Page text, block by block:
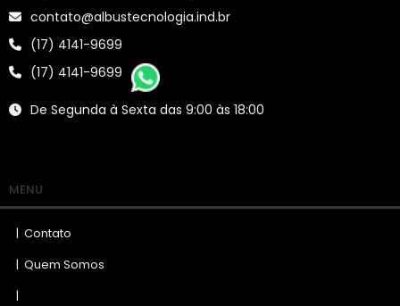
contato@albustecnologia.ind.br
(17) 4141-9699
(17) 4141-9699
De Segunda à Sexta das 9:00 às 18:00
MENU
| Contato
| Quem Somos
|